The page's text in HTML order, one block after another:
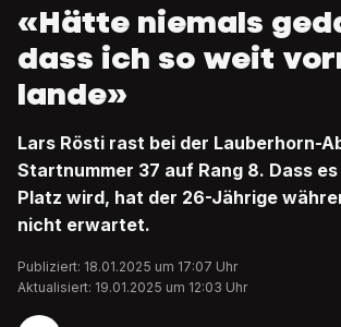
«Hätte niemals
dass ich so weit
lande»
Lars Rösti rast bei der Lauberhorn-
Startnummer 37 auf Rang 8. Dass
Platz wird, hat der 26-Jährige
nicht erwartet.
Publiziert: 18.01.2025 um 17:07 Uhr
Aktualisiert: 19.01.2025 um 12:03 Uhr